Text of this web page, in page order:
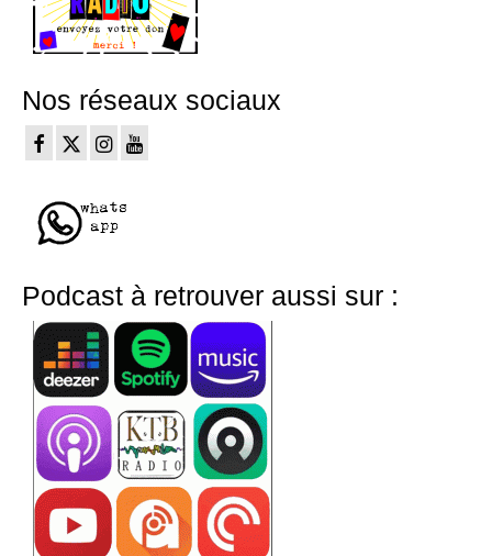
Nos réseaux sociaux
Podcast à retrouver aussi sur :